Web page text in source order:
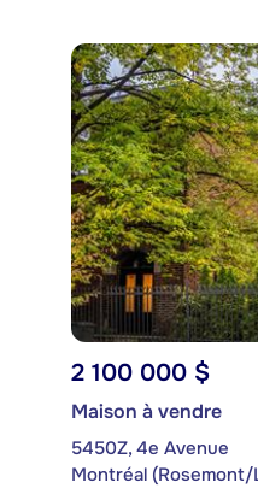
2 100 000 $
Maison à vendre
5450Z, 4e Avenue
Montréal